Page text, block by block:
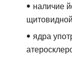
наличие
ядра